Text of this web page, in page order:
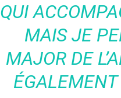
QUI
MAIS JE
MAJOR DE